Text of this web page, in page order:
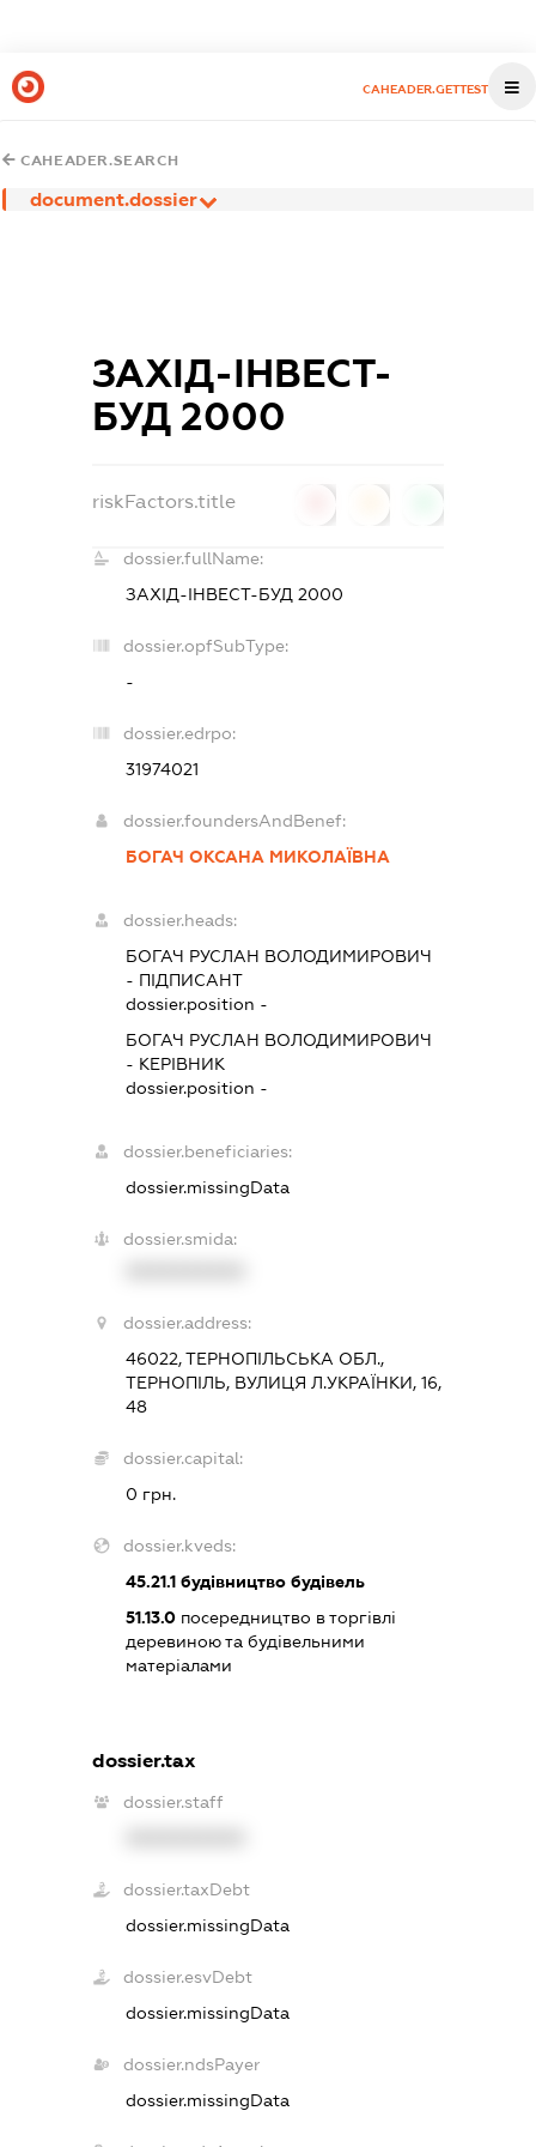
CAHEADER.GETTEST
CAHEADER.SEARCH
document.dossier
ЗАХІД-ІНВЕСТ-
БУД 2000
riskFactors.title
dossier.fullName:
ЗАХІД-ІНВЕСТ-БУД 2000
dossier.opfSubType:
-
dossier.edrpo:
31974021
dossier.foundersAndBenef:
БОГАЧ ОКСАНА МИКОЛАЇВНА
dossier.heads:
БОГАЧ РУСЛАН ВОЛОДИМИРОВИЧ
- ПІДПИСАНТ
dossier.position -
БОГАЧ РУСЛАН ВОЛОДИМИРОВИЧ
- КЕРІВНИК
dossier.position -
dossier.beneficiaries:
dossier.missingData
dossier.smida:
dossier.address:
46022, ТЕРНОПІЛЬСЬКА ОБЛ.,
ТЕРНОПІЛЬ, ВУЛИЦЯ Л.УКРАЇНКИ, 16,
48
dossier.capital:
0 грн.
dossier.kveds:
45.21.1будівництво будівель
51.13.0посередництво в торгівлі
деревиною та будівельними
матеріалами
dossier.tax
dossier.staff
dossier.taxDebt
dossier.missingData
dossier.esvDebt
dossier.missingData
dossier.ndsPayer
dossier.missingData